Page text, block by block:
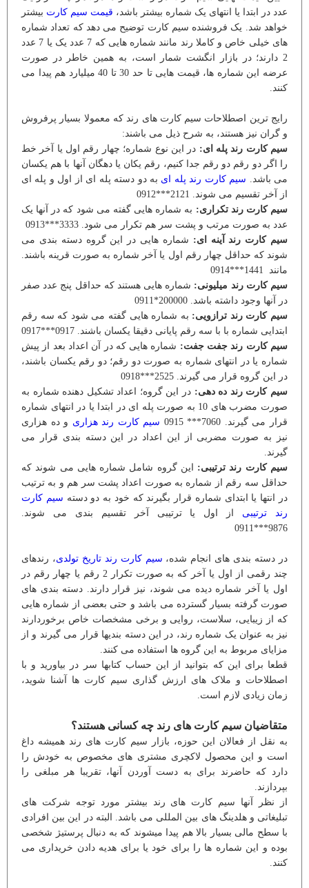
عدد در ابتدا یا انتهای یک شماره بیشتر باشد، قیمت سیم کارت بیشتر
خواهد شد. یک فروشنده سیم کارت توضیح می دهد که تعداد شماره
های خیلی خاص و کاملا رند مانند شماره هایی که 7 عدد یک یا 7 عدد
2 دارند؛ در بازار انگشت شمار است، به همین خاطر در صورت
عرضه این شماره ها، قیمت هایی تا حد 30 تا 40 میلیارد هم پیدا می
کنند.
رایج ترین اصطلاحات سیم کارت های رند که معمولا بسیار پرفروش
و گران نیز هستند، به شرح ذیل می باشند:
سیم کارت رند پله ای: در این نوع شماره؛ چهار رقم اول یا آخر خط
را اگر دو رقم دو رقم جدا کنیم، رقم یکان یا دهگان آنها با هم یکسان
می باشد. سیم کارت رند پله ای به دو دسته پله ای از اول و پله ای
از آخر تقسیم می شوند. 2121***0912
سیم کارت رند تکراری: به شماره هایی گفته می شود که در آنها یک
عدد به صورت مرتب و پشت سر هم تکرار می شود. 3333***0913
سیم کارت رند آینه ای: شماره هایی در این گروه دسته بندی می
شوند که حداقل چهار رقم اول یا آخر شماره به صورت قرینه باشند.
مانند 1441***0914
سیم کارت رند میلیونی: شماره هایی هستند که حداقل پنج عدد صفر
در آنها وجود داشته باشد. 200000*0911
سیم کارت رند ترازویی: به شماره هایی گفته می شود که سه رقم
ابتدایی شماره با با سه رقم پایانی دقیقا یکسان باشند. 0917***0917
سیم کارت رند جفت جفت: شماره هایی که در آن اعداد بعد از پیش
شماره یا در انتهای شماره به صورت دو رقم؛ دو رقم یکسان باشند،
در این گروه قرار می گیرند. 2525***0918
سیم کارت رند ده دهی: در این گروه؛ اعداد تشکیل دهنده شماره به
صورت مضرب های 10 به صورت پله ای در ابتدا یا در انتهای شماره
قرار می گیرند. 7060*** 0915
سیم کارت رند هزاری و ده هزاری
نیز به صورت مضربی از این اعداد در این دسته بندی قرار می
گیرند.
سیم کارت رند ترتیبی: این گروه شامل شماره هایی می شوند که
حداقل سه رقم از شماره به صورت اعداد پشت سر هم و به ترتیب
در انتها یا ابتدای شماره قرار بگیرند که خود به دو دسته سیم کارت
رند ترتیبی از اول یا ترتیبی آخر تقسیم بندی می شوند.
9876***0911
در دسته بندی های انجام شده، سیم کارت رند تاریخ تولدی، رندهای
چند رقمی از اول یا آخر که به صورت تکرار 2 رقم یا چهار رقم در
اول یا آخر شماره دیده می شوند، نیز قرار دارند. دسته بندی های
صورت گرفته بسیار گسترده می باشد و حتی بعضی از شماره هایی
که از زیبایی، سلاست، روایی و برخی مشخصات خاص برخوردارند
نیز به عنوان یک شماره رند، در این دسته بندیها قرار می گیرند و از
مزایای مربوط به این گروه ها استفاده می کنند.
قطعا برای این که بتوانید از این حساب کتابها سر در بیاورید و با
اصطلاحات و ملاک های ارزش گذاری سیم کارت ها آشنا شوید،
زمان زیادی لازم است.
متقاضیان سیم کارت های رند چه کسانی هستند؟
به نقل از فعالان این حوزه، بازار سیم کارت های رند همیشه داغ
است و این محصول لاکچری مشتری های مخصوص به خودش را
دارد که حاضرند برای به دست آوردن آنها، تقریبا هر مبلغی را
بپردازند.
از نظر آنها سیم کارت های رند بیشتر مورد توجه شرکت های
تبلیغاتی و هلدینگ های بین المللی می باشد. البته در این بین افرادی
با سطح مالی بسیار بالا هم پیدا میشوند که به دنبال پرستیژ شخصی
بوده و این شماره ها را برای خود یا برای هدیه دادن خریداری می
کنند.